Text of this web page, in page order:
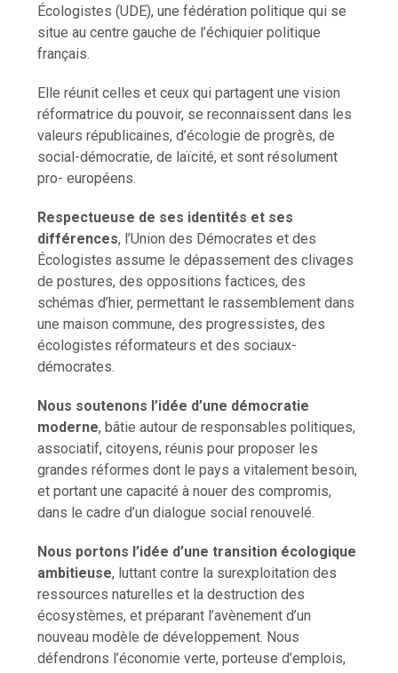
Écologistes (UDE), une fédération politique qui se
situe au centre gauche de l’échiquier politique
français.
Elle réunit celles et ceux qui partagent une vision
réformatrice du pouvoir, se reconnaissent dans les
valeurs républicaines, d’écologie de progrès, de
social-démocratie, de laïcité, et sont résolument
pro- européens.
Respectueuse de ses identités et ses
différences, l’Union des Démocrates et des
Écologistes assume le dépassement des clivages
de postures, des oppositions factices, des
schémas d’hier, permettant le rassemblement dans
une maison commune, des progressistes, des
écologistes réformateurs et des sociaux-
démocrates.
Nous soutenons l’idée d’une démocratie
moderne, bâtie autour de responsables politiques,
associatif, citoyens, réunis pour proposer les
grandes réformes dont le pays a vitalement besoin,
et portant une capacité à nouer des compromis,
dans le cadre d’un dialogue social renouvelé.
Nous portons l’idée d’une transition écologique
ambitieuse, luttant contre la surexploitation des
ressources naturelles et la destruction des
écosystèmes, et préparant l’avènement d’un
nouveau modèle de développement. Nous
défendrons l’économie verte, porteuse d’emplois,